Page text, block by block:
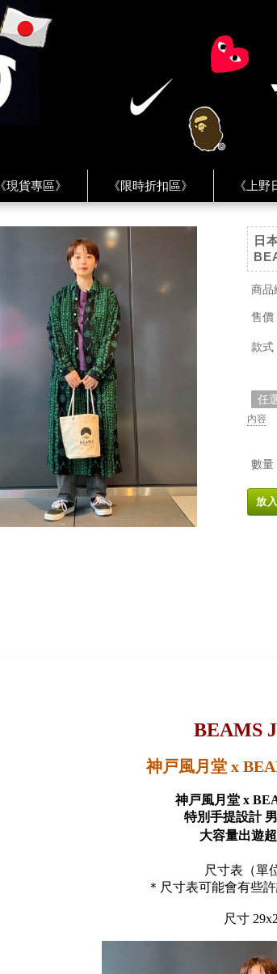
《現貨專區》 《限時折扣區》 《上野
★ Instagram ★
日
商品
售價
款式
任
內容
數量
放